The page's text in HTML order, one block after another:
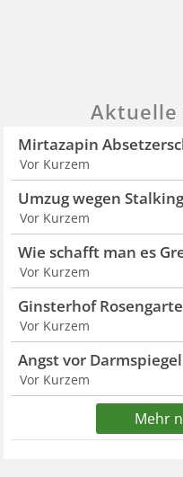
Aktuelle
Mirtazapin
Vor Kurzem
Umzug wegen
Vor Kurzem
Wie schafft man es
Vor Kurzem
Ginsterhof
Vor Kurzem
Angst vor
Vor Kurzem
Mehr